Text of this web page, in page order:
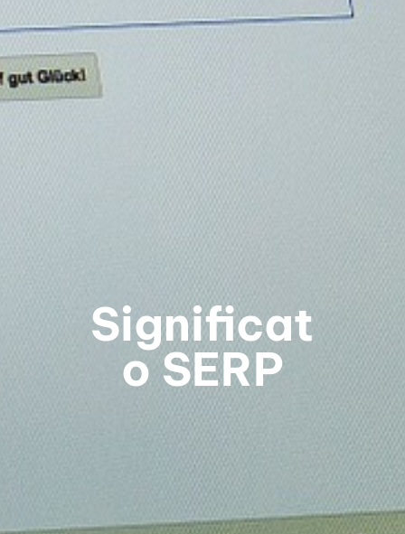
Significat
o SERP
FuoriD@lMondo
La newsletter che ti aiuta a sopravvivere al
digitale: smartphone, guide, consigli pratici e IA
spiegati in modo semplice
Email
Enter your email address
SUBSCRIBE
Grazie, non sono interessato